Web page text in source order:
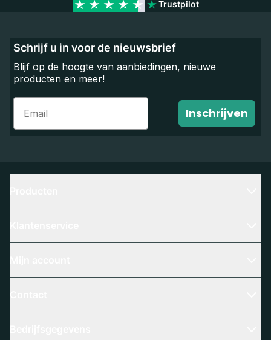
Trustpilot
Schrijf u in voor de nieuwsbrief
Blijf op de hoogte van aanbiedingen, nieuwe
producten en meer!
Email
Inschrijven